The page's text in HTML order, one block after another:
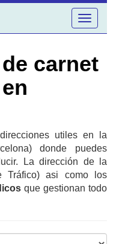
Toggle
navigation
carnet
utiles en la
donde puedes
La dirección de la
Tráfico) asi como los
que gestionan todo